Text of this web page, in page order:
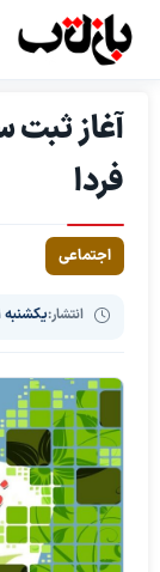
آغاز
فردا
اجتماعی
انتشار:یکشنبه ۳۱ فروردین ۱۴۰۴، ساعت ۱۲:۴۲